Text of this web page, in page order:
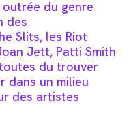
du genre
des
Slits, les Riot
Jett, Patti Smith
du trouver
dans un milieu
des artistes